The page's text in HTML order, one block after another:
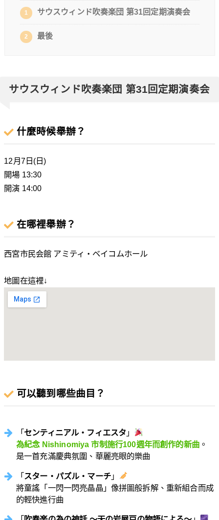
1 サウスウィンド吹奏楽団 第31回定期演奏会
2 最後
サウスウィンド吹奏楽団 第31回定期演奏会
什麼時候舉辦？
12月7日(日)
開場 13:30
開演 14:00
在哪裡舉辦？
西宮市民会館 アミティ・ベイコムホール
地圖在這裡↓
可以聽到哪些曲目？
「センティニアル・フィエスタ 」
為紀念 Nishinomiya 市制施行100週年而創作的新曲。
是一首充滿慶典氛圍、華麗亮眼的樂曲
「スター・パズル・マーチ」
將童謠「一閃一閃亮晶晶」像拼圖般拆解、重新組合而成
的輕快進行曲